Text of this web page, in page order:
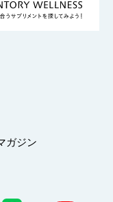
ガジン